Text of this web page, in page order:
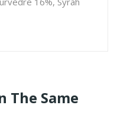
The Same